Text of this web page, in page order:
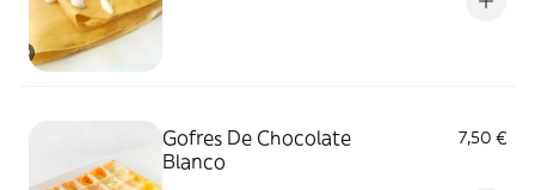
Gofres De Chocolate
Blanco
7,50 €